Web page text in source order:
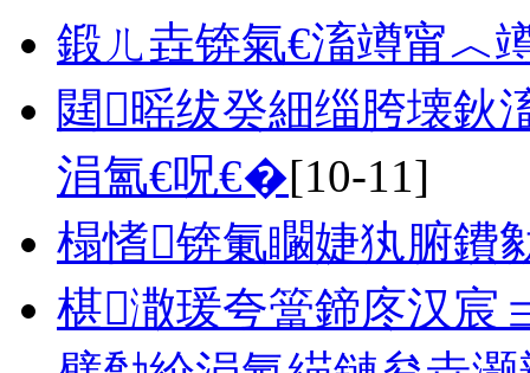
鍛ㄦ垚锛氣€滀竴甯︿
閮暚绂癸細缁胯壊鈥
涓氳€呪€�[10-11]
榻愭锛氭矙婕犱腑鐨
椹潵瑗夸簹鍗庝汉宸